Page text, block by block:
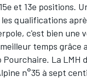
et 13e positions.
qualifications
c'est bien une
temps grâce
Pourchaire. La LMH
n°35 à sept